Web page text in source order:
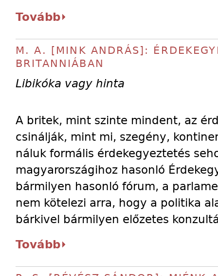
Tovább
M. A. [MINK ANDRÁS]:
BRITANNIÁBAN
Libikóka vagy hinta
A britek, mint szinte mindent, az
csinálják, mint mi, szegény,
náluk formális érdekegyeztetés
magyarországihoz hasonló
bármilyen hasonló fórum, a
nem kötelezi arra, hogy a politika
bárkivel bármilyen előzetes
Tovább